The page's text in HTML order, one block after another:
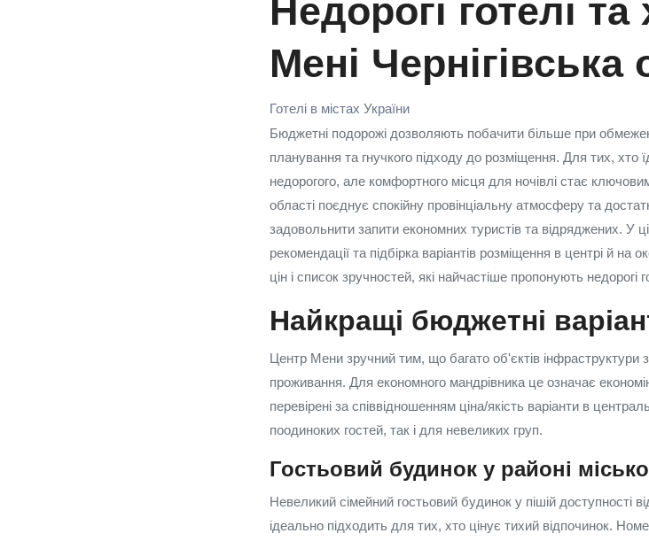
Недорогі готелі
Мені Чернігівська
Готелі в містах України
Бюджетні подорожі дозволяють побачити більше при
планування та гнучкого підходу до розміщення. Для тих, хто
недорогого, але комфортного місця для ночівлі стає
області поєднує спокійну провінціальну атмосферу та
задовольнити запити економних туристів та відряджених. У
рекомендації та підбірка варіантів розміщення в центрі й
цін і список зручностей, які найчастіше пропонують недорогі
Найкращі бюджетні
Центр Мени зручний тим, що багато об'єктів інфраструктури
проживання. Для економного мандрівника це означає
перевірені за співвідношенням ціна/якість варіанти в
поодиноких гостей, так і для невеликих груп.
Гостьовий будинок у районі
Невеликий сімейний гостьовий будинок у пішій доступності
ідеально підходить для тих, хто цінує тихий відпочинок.